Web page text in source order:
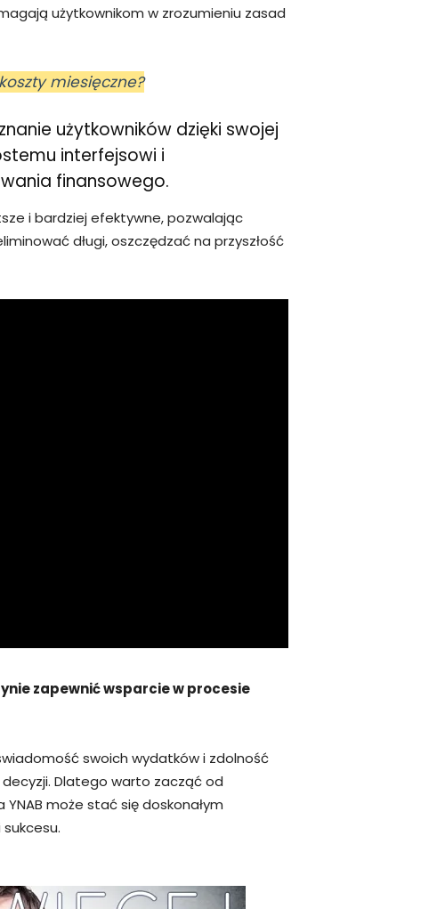
użytkownikom w zrozumieniu zasad
miesięczne?
użytkowników dzięki swojej
interfejsowi i
finansowego.
i bardziej efektywne, pozwalając
długi, oszczędzać na przyszłość
zapewnić wsparcie w procesie
swoich wydatków i zdolność
Dlatego warto zacząć od
może stać się doskonałym